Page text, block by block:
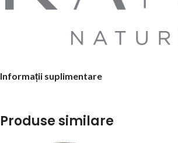
Informații suplimentare
Produse similare